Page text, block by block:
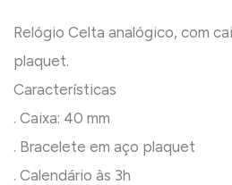
Relógio Celta analógico, com
plaquet.
Características
. Caixa: 40 mm
. Bracelete em aço plaquet
. Calendário às 3h